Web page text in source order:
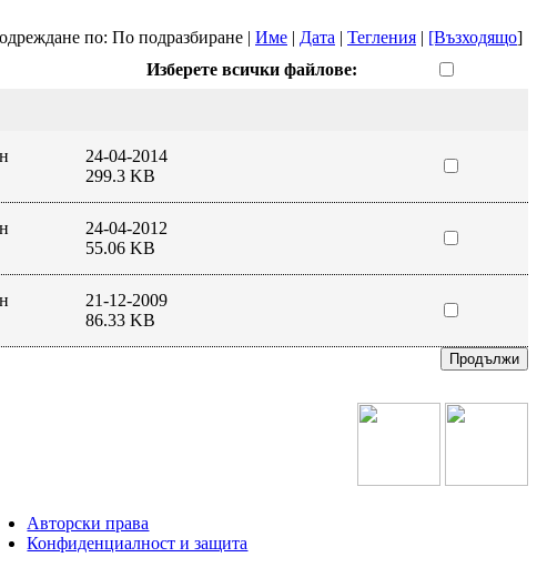
по: По подразбиране | Име | Дата | Тегления | [Възходящо]
Изберете всички файлове:
24-04-2014
299.3 KB
24-04-2012
55.06 KB
21-12-2009
86.33 KB
Авторски права
Конфиденциалност и защита